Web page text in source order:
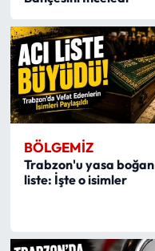
BÖLGEMIZ
Trabzon'u yasa boğan
liste: İşte o isimler